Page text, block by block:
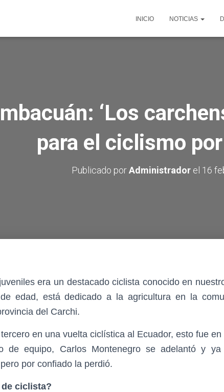
INICIO NOTICIAS
‘Los
para el ciclismo por
Publicado porAdministrador el 16
era un destacado ciclista conocido en
edad, está dedicado a la agricultura en la
del Carchi.
en una vuelta ciclística al Ecuador, esto fue
de equipo, Carlos Montenegro se adelantó y
por confiado la perdió.
ciclista?